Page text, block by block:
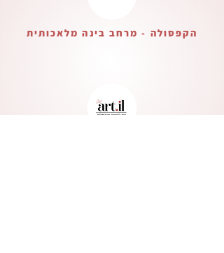
הקפסולה - מרחב בינה מלאכותית